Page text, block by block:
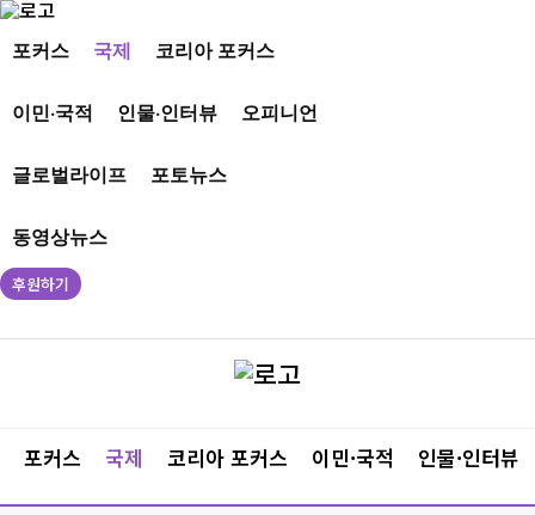
포커스 국제 코리아 포커스
이민·국적 인물·인터뷰 오피니언
글로벌라이프 포토뉴스
동영상뉴스
후원하기
포커스 국제 코리아 포커스 이민·국적 인물·인터뷰